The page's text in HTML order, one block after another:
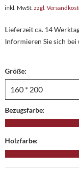
inkl. MwSt. zzgl.
Lieferzeit ca. 14
Informieren Sie sich bei
Größe:
Bezugsfarbe:
Holzfarbe: